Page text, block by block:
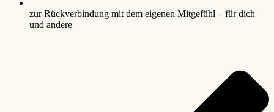
zur Rückverbindung mit dem eigenen Mitgefühl – für dich
und andere